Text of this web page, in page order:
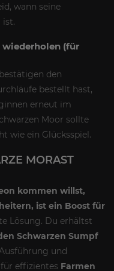
wann seine
ist.
(für
den
bestellt hast,
erneut im
Moor sollte
wie ein Glücksspiel.
MORAST
kommen willst,
ist ein Boost für
Lösung. Du erhältst
Schwarzen Sumpf
und
effizientes Farmen